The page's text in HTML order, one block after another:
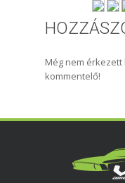
Még nem
kommentelő!